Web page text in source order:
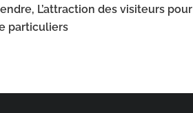
L’attraction des visiteurs pour
particuliers